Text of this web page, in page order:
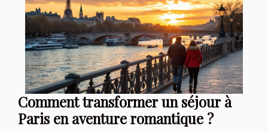
Comment transformer un séjour à
Paris en aventure romantique ?